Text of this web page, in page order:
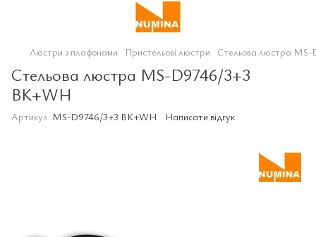
Люстри з плафонами Пристельові люстри Стельова люстра
Стельова люстра MS-D9746/3+3
BK+WH
Артикул: MS-D9746/3+3 BK+WH Написати відгук